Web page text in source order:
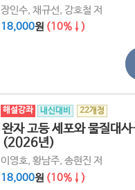
장인수, 채규선, 강호철 저
18,000원 (10%↓)
해설강좌 내신대비 22개정
완자 고등 세포와 물질대
(2026년)
이영호, 황남주, 송현진 저
18,000원 (10%↓)